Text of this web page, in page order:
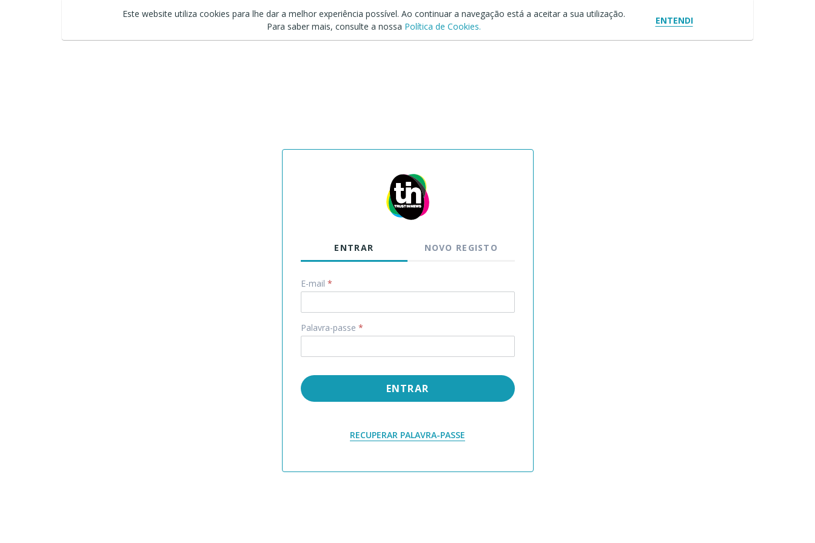
Este website utiliza cookies para lhe dar a melhor experiência possível. Ao continuar a navegação está a aceitar a sua utilização.
Para saber mais, consulte a nossa Política de Cookies.
ENTENDI
ENTRAR NOVO REGISTO
E-mail *
Palavra-passe *
ENTRAR
RECUPERAR PALAVRA-PASSE